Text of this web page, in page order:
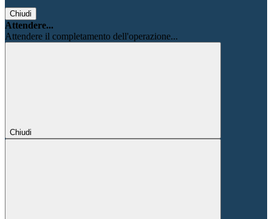
Chiudi
Attendere...
Attendere il completamento dell'operazione...
Chiudi